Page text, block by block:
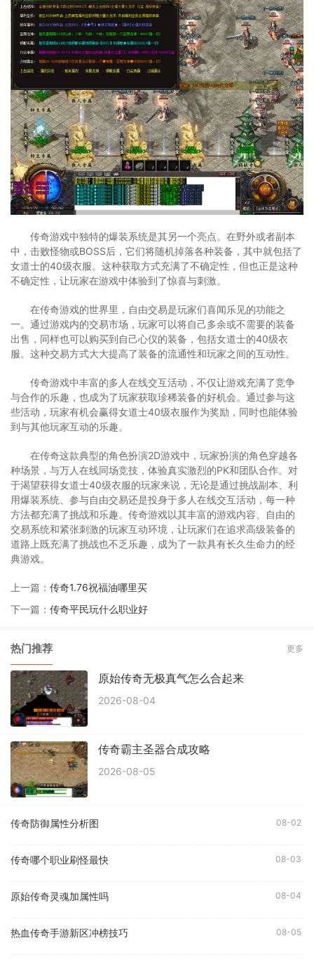
传奇游戏中独特的爆装系统是其另一个亮点。在野外或者副本
中，击败怪物或BOSS后，它们将随机掉落各种装备，其中就包括了
女道士的40级衣服。这种获取方式充满了不确定性，但也正是这种
不确定性，让玩家在游戏中体验到了惊喜与刺激。
在传奇游戏的世界里，自由交易是玩家们喜闻乐见的功能之
一。通过游戏内的交易市场，玩家可以将自己多余或不需要的装备
出售，同样也可以购买到自己心仪的装备，包括女道士的40级衣
服。这种交易方式大大提高了装备的流通性和玩家之间的互动性。
传奇游戏中丰富的多人在线交互活动，不仅让游戏充满了竞争
与合作的乐趣，也成为了玩家获取珍稀装备的好机会。通过参与这
些活动，玩家有机会赢得女道士40级衣服作为奖励，同时也能体验
到与其他玩家互动的乐趣。
在传奇这款典型的角色扮演2D游戏中，玩家扮演的角色穿越各
种场景，与万人在线同场竞技，体验真实激烈的PK和团队合作。对
于渴望获得女道士40级衣服的玩家来说，无论是通过挑战副本、利
用爆装系统、参与自由交易还是投身于多人在线交互活动，每一种
方法都充满了挑战和乐趣。传奇游戏以其丰富的游戏内容、自由的
交易系统和紧张刺激的玩家互动环境，让玩家们在追求高级装备的
道路上既充满了挑战也不乏乐趣，成为了一款具有长久生命力的经
典游戏。
上一篇： 传奇1.76祝福油哪里买
下一篇： 传奇平民玩什么职业好
热门推荐 更多
原始传奇无极真气怎么合起来
2026-08-04
传奇霸主圣器合成攻略
2026-08-05
传奇防御属性分析图 08-02
传奇哪个职业刷怪最快 08-03
原始传奇灵魂加属性吗 08-04
热血传奇手游新区冲榜技巧 08-05